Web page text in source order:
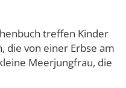
treffen Kinder
die von einer Erbse am
Meerjungfrau, die